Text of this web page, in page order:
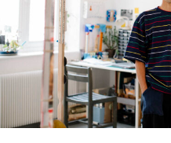
ESPACES DE
Recherche
Connexion